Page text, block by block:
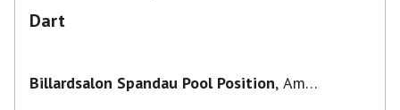
Dart
Billardsalon Spandau Pool Position, Am